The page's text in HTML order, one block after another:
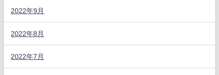
2022年9月
2022年8月
2022年7月